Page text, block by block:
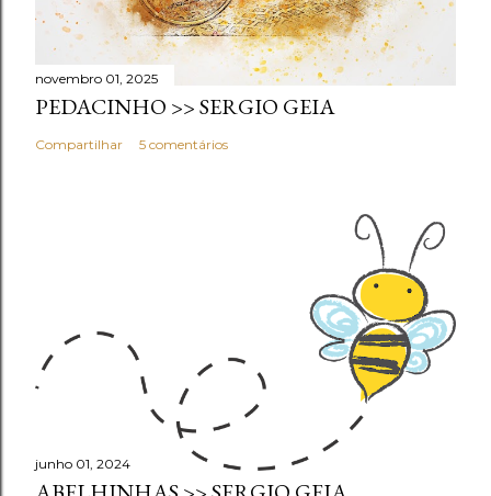
novembro 01, 2025
PEDACINHO >> SERGIO GEIA
Compartilhar 5 comentários
junho 01, 2024